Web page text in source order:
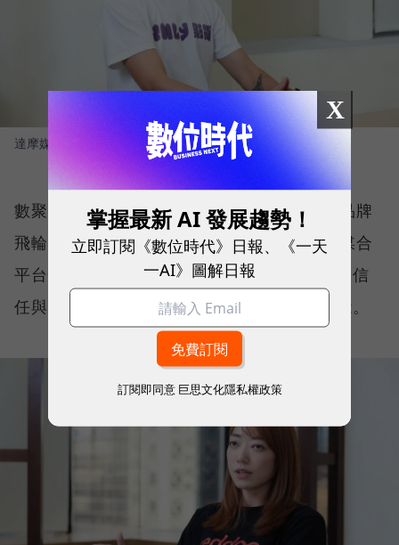
達摩媒體暨影領國際執行長 林合政 圖／ 數位時代
數聚集團品牌長蔡雅藍（Blue）進一步拆解品牌
飛輪的運作架構。第一步，由 INLY AI 網紅媒合
平台快速媒合適合的創作者，以內容建立品牌信
任與市場討論度，為品牌累積第一波成長動能。
X
掌握最新 AI 發展趨勢！
立即訂閱《數位時代》日報、《一天
一AI》圖解日報
訂閱即同意 巨思文化隱私權政策